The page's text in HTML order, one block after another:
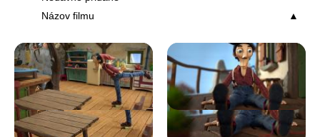
Názov filmu